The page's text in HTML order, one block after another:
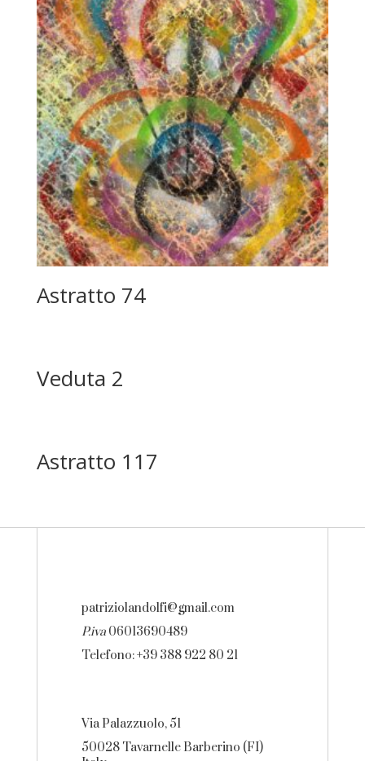
Astratto 74
Veduta 2
Astratto 117
patriziolandolfi@gmail.com
P.iva 06013690489
Telefono: +39 388 922 80 21
Via Palazzuolo, 51
50028 Tavarnelle Barberino (FI)